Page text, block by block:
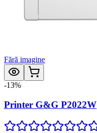
Fără imagine
-13%
Printer G&G P2022W